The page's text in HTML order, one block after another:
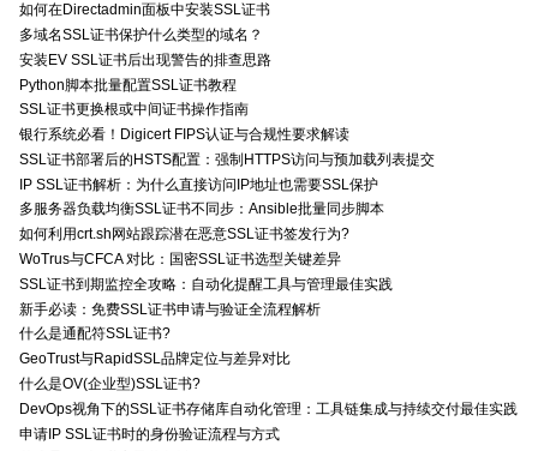
如何在Directadmin面板中安装SSL证书
多域名SSL证书保护什么类型的域名？
安装EV SSL证书后出现警告的排查思路
Python脚本批量配置SSL证书教程
SSL证书更换根或中间证书操作指南
银行系统必看！Digicert FIPS认证与合规性要求解读
SSL证书部署后的HSTS配置：强制HTTPS访问与预加载列表提交
IP SSL证书解析：为什么直接访问IP地址也需要SSL保护
多服务器负载均衡SSL证书不同步：Ansible批量同步脚本
如何利用crt.sh网站跟踪潜在恶意SSL证书签发行为?
WoTrus与CFCA 对比：国密SSL证书选型关键差异
SSL证书到期监控全攻略：自动化提醒工具与管理最佳实践
新手必读：免费SSL证书申请与验证全流程解析
什么是通配符SSL证书?
GeoTrust与RapidSSL品牌定位与差异对比
什么是OV(企业型)SSL证书?
DevOps视角下的SSL证书存储库自动化管理：工具链集成与持续交付最佳实践
申请IP SSL证书时的身份验证流程与方式